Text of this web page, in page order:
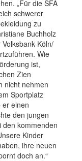
„Für die SFA
schwerer
zu
Buchholz
Köln/
Wie
ist,
Zien
nicht nehmen
Sportplatz
er einen
den jungen
den kommenden
Kinder
ihre neuen
doch an.“